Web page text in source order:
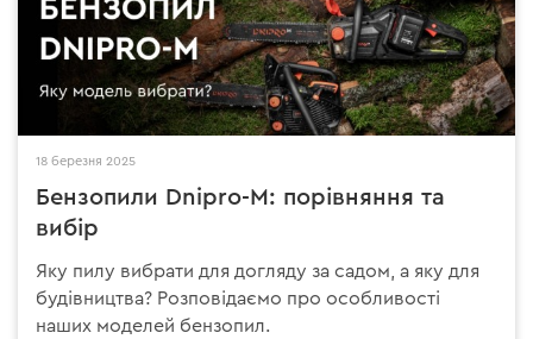
18 березня 2025
Бензопили Dnipro-M: порівняння та
вибір
Яку пилу вибрати для догляду за садом, а яку для
будівництва? Розповідаємо про особливості
наших моделей бензопил.